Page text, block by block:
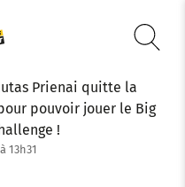
Prienai quitte la
pouvoir jouer le Big
!
13h31